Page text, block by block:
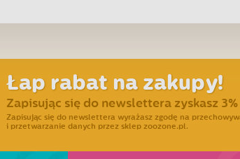
Łap rabat na zakupy!
Zapisując się do newslettera zyskasz 3%
Zapisując się do newslettera wyrażasz zgodę na
i przetwarzanie danych przez sklep zoozone.pl.